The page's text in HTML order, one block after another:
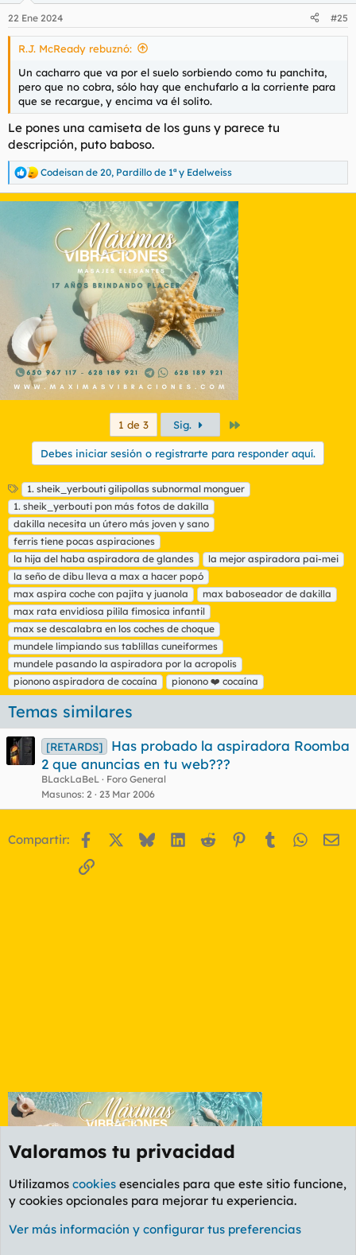
22 Ene 2024 #25
R.J. McReady rebuznó:
Un cacharro que va por el suelo sorbiendo como tu panchita,
pero que no cobra, sólo hay que enchufarlo a la corriente para
que se recargue, y encima va él solito.
Le pones una camiseta de los guns y parece tu
descripción, puto baboso.
R
e
a
Codeisan de 20, Pardillo de 1ª y Edelweiss
1 de 3 Sig.
Debes iniciar sesión o registrarte para responder aquí.
E
t
i
q
u
e
t
a
s
1. sheik_yerbouti gilipollas subnormal monguer
1. sheik_yerbouti pon más fotos de dakilla
dakilla necesita un útero más joven y sano
ferris tiene pocas aspiraciones
la hija del haba aspiradora de glandes
la mejor aspiradora pai-mei
la seño de dibu lleva a max a hacer popó
max aspira coche con pajita y juanola
max baboseador de dakilla
max rata envidiosa pilila fimosica infantil
max se descalabra en los coches de choque
mundele limpiando sus tablillas cuneiformes
mundele pasando la aspiradora por la acropolis
pionono aspiradora de cocaína
pionono ❤️ cocaína
Temas similares
[RETARDS]
Has probado la aspiradora Roomba
2 que anuncias en tu web???
BLackLaBeL
Foro General
Masunos 2 23 Mar 2006
Compartir: Facebook BlueskyLinkedIn
Reddit Pinterest
Tumblr
Enlace
Foro General
Cookies
PL OLDSTYLE AMARILLO
Valoramos tu privacidad
Utilizamos cookies esenciales para que este sitio funcione,
y cookies opcionales para mejorar tu experiencia.
Ver más información y configurar tus preferencias